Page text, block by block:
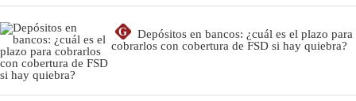
G
Depósitos en bancos: ¿cuál es el plazo para
cobrarlos con cobertura de FSD si hay quiebra?